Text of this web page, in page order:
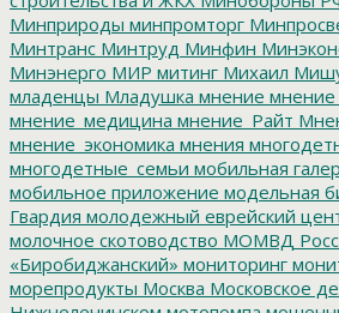
Минприроды минпромторг
Минтранс Минтруд Минфин
Минэнерго МИР митинг Михаил
младенцы Младушка мнение
мнение_медицина мнение_Райт
мнение_экономика мнения
многодетные_семьи мобильная
мобильное приложение модельная
Гвардия молодежный еврейский
молочное скотоводство МОМВД
«Биробиджанский» мониторинг
морепродукты Москва Московское